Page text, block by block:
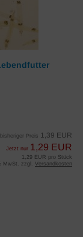
Preis 1,39 EUR
Jetzt nur 1,29 EUR
1,29 EUR pro Stück
MwSt. zzgl. Versandkosten